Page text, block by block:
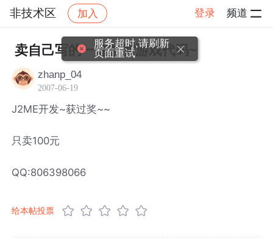
非技术区 加入 登录 频道
社区 非技术区 帖子详情
卖自己写的一套益智游戏代码~
zhanp_04
2007-06-19
J2ME开发~获过奖~~
只卖100元
QQ:806398066
给本帖投票
服务超时,请刷新
页面重试